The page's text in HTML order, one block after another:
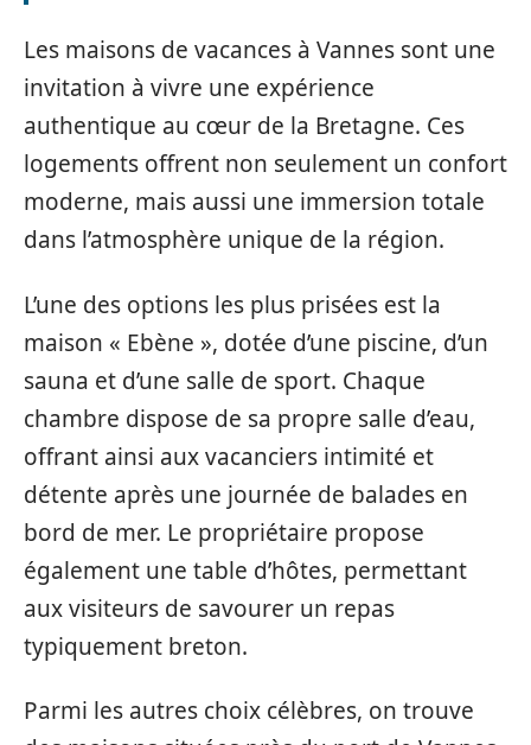
Les maisons de vacances à Vannes sont une
invitation à vivre une expérience
authentique au cœur de la Bretagne. Ces
logements offrent non seulement un confort
moderne, mais aussi une immersion totale
dans l’atmosphère unique de la région.
L’une des options les plus prisées est la
maison « Ebène », dotée d’une piscine, d’un
sauna et d’une salle de sport. Chaque
chambre dispose de sa propre salle d’eau,
offrant ainsi aux vacanciers intimité et
détente après une journée de balades en
bord de mer. Le propriétaire propose
également une table d’hôtes, permettant
aux visiteurs de savourer un repas
typiquement breton.
Parmi les autres choix célèbres, on trouve